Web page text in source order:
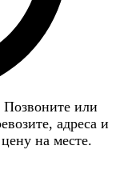
Позвоните или
адреса и
на месте.